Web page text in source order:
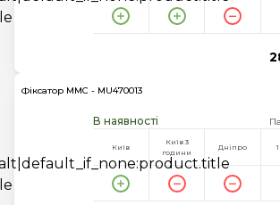
Фіксатор MMC - MU470013
В наявності
Київ
Київ 3
години
Дніпро